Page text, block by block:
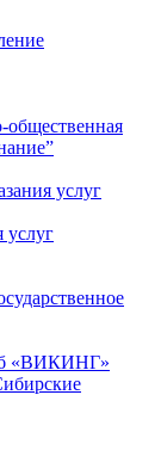
общественная
услуг
услуг
«ВИКИНГ»